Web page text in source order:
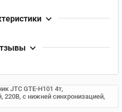
JTC GTE-H101 4т,
220В, с нижней синхронизацией,